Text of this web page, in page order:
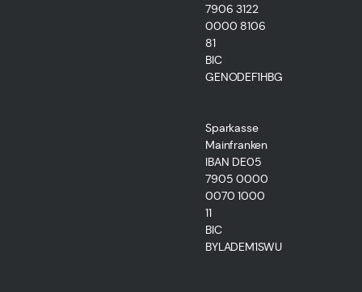
7906 3122
0000 8106
81
BIC
GENODEF1HBG
Sparkasse
Mainfranken
IBAN DE05
7905 0000
0070 1000
11
BIC
BYLADEM1SWU